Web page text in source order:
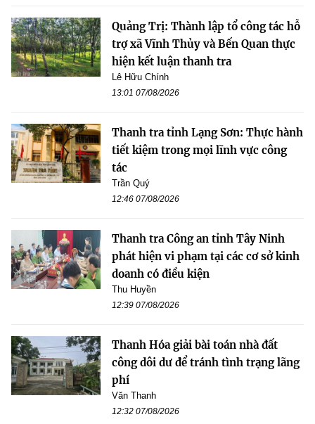
Quảng Trị: Thành lập tổ công tác hỗ
trợ xã Vĩnh Thủy và Bến Quan thực
hiện kết luận thanh tra
Lê Hữu Chính
13:01 07/08/2026
Thanh tra tỉnh Lạng Sơn: Thực hành
tiết kiệm trong mọi lĩnh vực công
tác
Trần Quý
12:46 07/08/2026
Thanh tra Công an tỉnh Tây Ninh
phát hiện vi phạm tại các cơ sở kinh
doanh có điều kiện
Thu Huyền
12:39 07/08/2026
Thanh Hóa giải bài toán nhà đất
công dôi dư để tránh tình trạng lãng
phí
Văn Thanh
12:32 07/08/2026